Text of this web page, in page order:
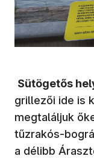
Sütögetős
grillezői ide is
megtaláljuk
tűzrakós-
a délibb